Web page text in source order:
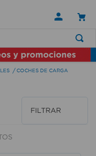
COCHES DE CARGA
FILTRAR